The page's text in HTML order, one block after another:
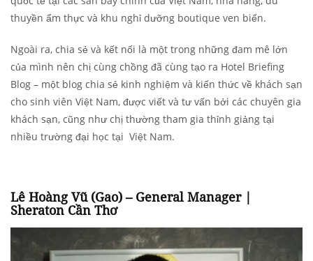
thuyền ẩm thực và khu nghỉ dưỡng boutique ven biển.
Ngoài ra, chia sẻ và kết nối là một trong những đam mê lớn
của mình nên chị cùng chồng đã cùng tạo ra Hotel Briefing
Blog – một blog chia sẻ kinh nghiệm và kiến thức về khách sạn
cho sinh viên Việt Nam, được viết và tư vấn bởi các chuyên gia
khách sạn, cũng như chị thường tham gia thỉnh giảng tại
nhiều trường đại học tại Việt Nam.
Lê Hoàng Vũ (Gao) – General Manager |
Sheraton Cần Thơ